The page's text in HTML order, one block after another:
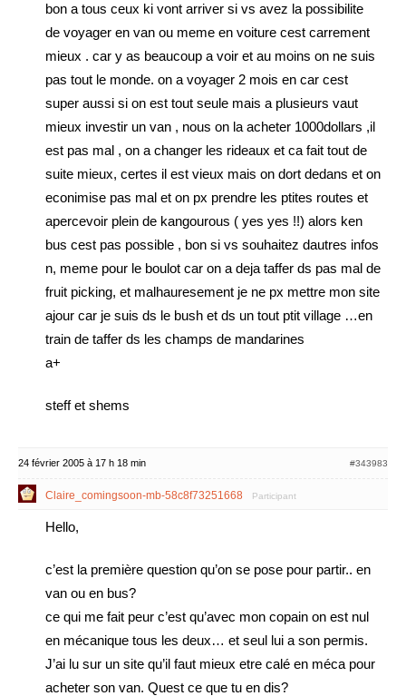
bon a tous ceux ki vont arriver si vs avez la possibilite
de voyager en van ou meme en voiture cest carrement
mieux . car y as beaucoup a voir et au moins on ne suis
pas tout le monde. on a voyager 2 mois en car cest
super aussi si on est tout seule mais a plusieurs vaut
mieux investir un van , nous on la acheter 1000dollars ,il
est pas mal , on a changer les rideaux et ca fait tout de
suite mieux, certes il est vieux mais on dort dedans et on
econimise pas mal et on px prendre les ptites routes et
apercevoir plein de kangourous ( yes yes !!) alors ken
bus cest pas possible , bon si vs souhaitez dautres infos
n, meme pour le boulot car on a deja taffer ds pas mal de
fruit picking, et malhauresement je ne px mettre mon site
ajour car je suis ds le bush et ds un tout ptit village …en
train de taffer ds les champs de mandarines
a+
steff et shems
24 février 2005 à 17 h 18 min #343983
Claire_comingsoon-mb-58c8f73251668 Participant
Hello,
c’est la première question qu’on se pose pour partir.. en
van ou en bus?
ce qui me fait peur c’est qu’avec mon copain on est nul
en mécanique tous les deux… et seul lui a son permis.
J’ai lu sur un site qu’il faut mieux etre calé en méca pour
acheter son van. Quest ce que tu en dis?